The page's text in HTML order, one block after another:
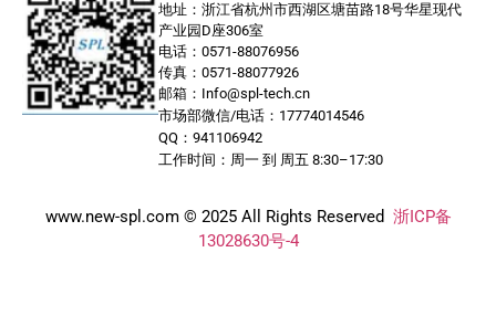
地址：浙江省杭州市西湖区塘苗路18号华星现代
产业园D座306室
电话：0571-88076956
传真：0571-88077926
邮箱：Info@spl-tech.cn
市场部微信/电话：17774014546
QQ：941106942
工作时间：周一 到 周五 8:30–17:30
www.new-spl.com © 2025 All Rights Reserved 浙ICP备
13028630号-4